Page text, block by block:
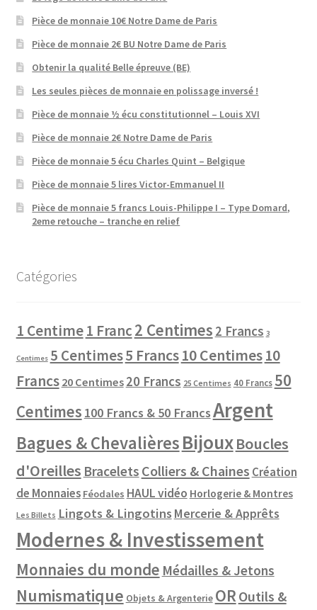
Pièce de monnaie 10€ Notre Dame de Paris
Pièce de monnaie 2€ BU Notre Dame de Paris
Obtenir la qualité Belle épreuve (BE)
Les seules pièces de monnaie en polissage inversé !
Pièce de monnaie ½ écu constitutionnel – Louis XVI
Pièce de monnaie 2€ Notre Dame de Paris
Pièce de monnaie 5 écu Charles Quint – Belgique
Pièce de monnaie 5 lires Victor-Emmanuel II
Pièce de monnaie 5 francs Louis-Philippe I – Type Domard,
2eme retouche – tranche en relief
Catégories
1 Centime1 Franc2 Centimes 2 Francs 3
Centimes 5 Centimes5 Francs10 Centimes10
Francs 20 Centimes 20 Francs 25 Centimes 40 Francs 50
Centimes 100 Francs & 50 FrancsArgent
Bagues & ChevalièresBijouxBoucles
d'Oreilles Bracelets Colliers & Chaines Création
de Monnaies Féodales HAUL vidéo Horlogerie & Montres
Les Billets Lingots & Lingotins Mercerie & Apprêts
Modernes & Investissement
Monnaies du monde Médailles & Jetons
Numismatique Objets & Argenterie OR Outils &